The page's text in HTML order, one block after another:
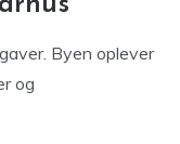
Byen oplever
og